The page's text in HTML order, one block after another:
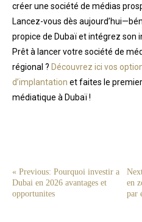
créer une société de médias
Lancez-vous dès
propice de Dubaï et intégrez son
Prêt à lancer votre société de
régional ? Découvrez ici vos
d’implantation et faites le
médiatique à Dubaï !
« Previous: Pourquoi investir a
Dubai en 2026 avantages et
opportunites
en
par